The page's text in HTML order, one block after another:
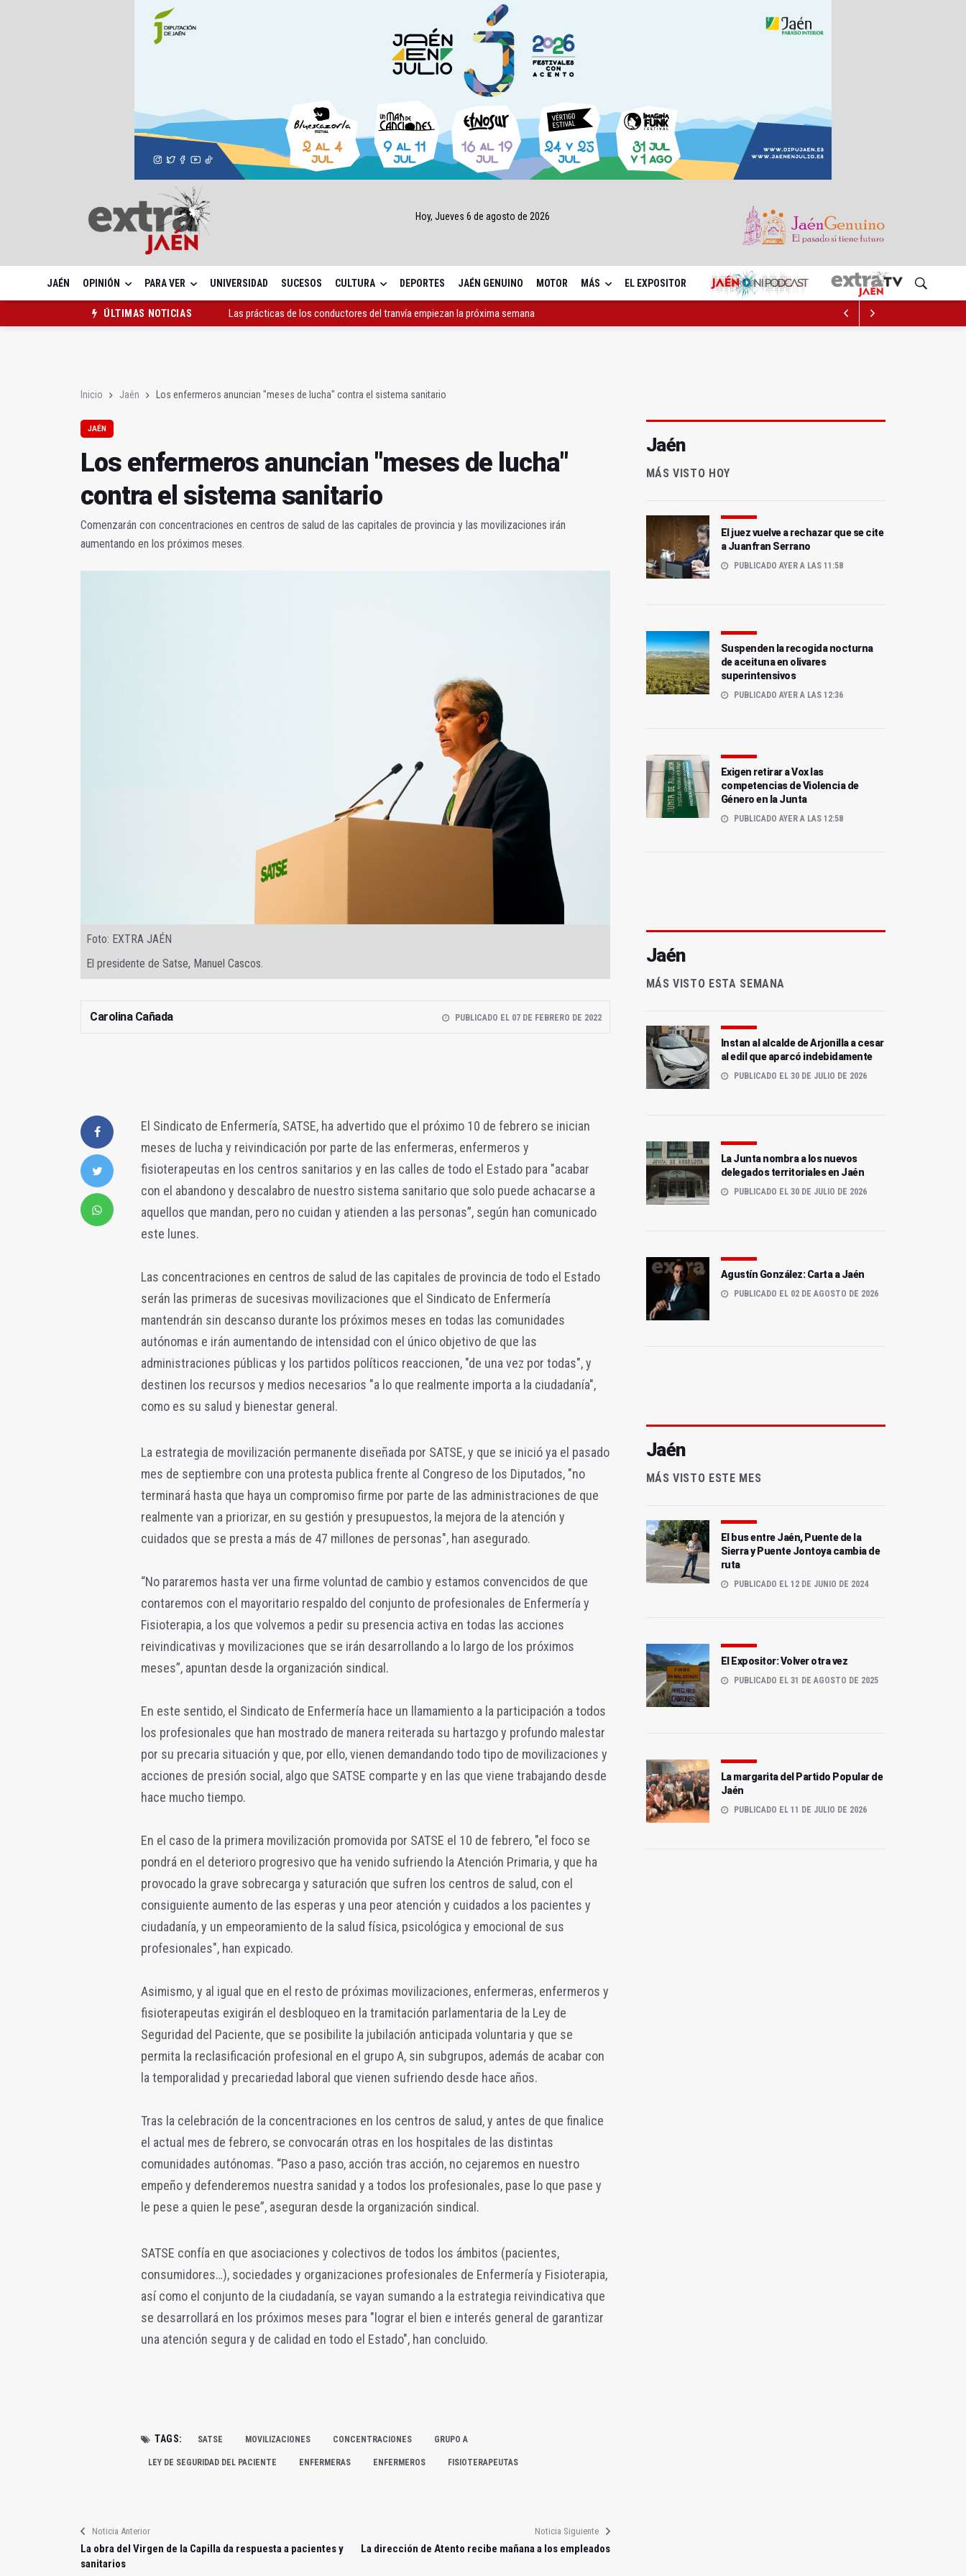
Hoy, Jueves 6 de agosto de 2026
JAÉN OPINIÓN PARA VER UNIVERSIDAD SUCESOS CULTURA DEPORTES JAÉN GENUINO MOTOR MÁS EL EXPOSITOR
ÚLTIMAS NOTICIAS
La ONCE eleva en 2025 a 4,07 millones su inversión social en la provincia
Inicio Jaén Los enfermeros anuncian "meses de lucha" contra el sistema sanitario
JAÉN
Los enfermeros anuncian "meses de lucha"
contra el sistema sanitario
Comenzarán con concentraciones en centros de salud de las capitales de provincia y las movilizaciones irán
aumentando en los próximos meses.
Foto: EXTRA JAÉN
El presidente de Satse, Manuel Cascos.
Carolina Cañada PUBLICADO EL 07 DE FEBRERO DE 2022
El Sindicato de Enfermería, SATSE, ha advertido que el próximo 10 de febrero se inician
meses de lucha y reivindicación por parte de las enfermeras, enfermeros y
fisioterapeutas en los centros sanitarios y en las calles de todo el Estado para "acabar
con el abandono y descalabro de nuestro sistema sanitario que solo puede achacarse a
aquellos que mandan, pero no cuidan y atienden a las personas”, según han comunicado
este lunes.
Las concentraciones en centros de salud de las capitales de provincia de todo el Estado
serán las primeras de sucesivas movilizaciones que el Sindicato de Enfermería
mantendrán sin descanso durante los próximos meses en todas las comunidades
autónomas e irán aumentando de intensidad con el único objetivo de que las
administraciones públicas y los partidos políticos reaccionen, "de una vez por todas", y
destinen los recursos y medios necesarios "a lo que realmente importa a la ciudadanía",
como es su salud y bienestar general.
La estrategia de movilización permanente diseñada por SATSE, y que se inició ya el pasado
mes de septiembre con una protesta publica frente al Congreso de los Diputados, "no
terminará hasta que haya un compromiso firme por parte de las administraciones de que
realmente van a priorizar, en su gestión y presupuestos, la mejora de la atención y
cuidados que se presta a más de 47 millones de personas", han asegurado.
“No pararemos hasta ver una firme voluntad de cambio y estamos convencidos de que
contaremos con el mayoritario respaldo del conjunto de profesionales de Enfermería y
Fisioterapia, a los que volvemos a pedir su presencia activa en todas las acciones
reivindicativas y movilizaciones que se irán desarrollando a lo largo de los próximos
meses”, apuntan desde la organización sindical.
En este sentido, el Sindicato de Enfermería hace un llamamiento a la participación a todos
los profesionales que han mostrado de manera reiterada su hartazgo y profundo malestar
por su precaria situación y que, por ello, vienen demandando todo tipo de movilizaciones y
acciones de presión social, algo que SATSE comparte y en las que viene trabajando desde
hace mucho tiempo.
En el caso de la primera movilización promovida por SATSE el 10 de febrero, "el foco se
pondrá en el deterioro progresivo que ha venido sufriendo la Atención Primaria, y que ha
provocado la grave sobrecarga y saturación que sufren los centros de salud, con el
consiguiente aumento de las esperas y una peor atención y cuidados a los pacientes y
ciudadanía, y un empeoramiento de la salud física, psicológica y emocional de sus
profesionales", han expicado.
Asimismo, y al igual que en el resto de próximas movilizaciones, enfermeras, enfermeros y
fisioterapeutas exigirán el desbloqueo en la tramitación parlamentaria de la Ley de
Seguridad del Paciente, que se posibilite la jubilación anticipada voluntaria y que se
permita la reclasificación profesional en el grupo A, sin subgrupos, además de acabar con
la temporalidad y precariedad laboral que vienen sufriendo desde hace años.
Tras la celebración de la concentraciones en los centros de salud, y antes de que finalice
el actual mes de febrero, se convocarán otras en los hospitales de las distintas
comunidades autónomas. “Paso a paso, acción tras acción, no cejaremos en nuestro
empeño y defenderemos nuestra sanidad y a todos los profesionales, pase lo que pase y
le pese a quien le pese”, aseguran desde la organización sindical.
SATSE confía en que asociaciones y colectivos de todos los ámbitos (pacientes,
consumidores…), sociedades y organizaciones profesionales de Enfermería y Fisioterapia,
así como el conjunto de la ciudadanía, se vayan sumando a la estrategia reivindicativa que
se desarrollará en los próximos meses para "lograr el bien e interés general de garantizar
una atención segura y de calidad en todo el Estado", han concluido.
TAGS: SATSE MOVILIZACIONES CONCENTRACIONES GRUPO A
LEY DE SEGURIDAD DEL PACIENTE ENFERMERAS ENFERMEROS FISIOTERAPEUTAS
Noticia Anterior
La obra del Virgen de la Capilla da respuesta a pacientes y
sanitarios
Noticia Siguiente
La dirección de Atento recibe mañana a los empleados
Jaén
MÁS VISTO HOY
El juez vuelve a rechazar que se cite
a Juanfran Serrano
PUBLICADO AYER A LAS 11:58
Suspenden la recogida nocturna
de aceituna en olivares
superintensivos
PUBLICADO AYER A LAS 12:36
Exigen retirar a Vox las
competencias de Violencia de
Género en la Junta
PUBLICADO AYER A LAS 12:58
Jaén
MÁS VISTO ESTA SEMANA
Instan al alcalde de Arjonilla a cesar
al edil que aparcó indebidamente
PUBLICADO EL 30 DE JULIO DE 2026
La Junta nombra a los nuevos
delegados territoriales en Jaén
PUBLICADO EL 30 DE JULIO DE 2026
Agustín González: Carta a Jaén
PUBLICADO EL 02 DE AGOSTO DE 2026
Jaén
MÁS VISTO ESTE MES
El bus entre Jaén, Puente de la
Sierra y Puente Jontoya cambia de
ruta
PUBLICADO EL 12 DE JUNIO DE 2024
El Expositor: Volver otra vez
PUBLICADO EL 31 DE AGOSTO DE 2025
La margarita del Partido Popular de
Jaén
PUBLICADO EL 11 DE JULIO DE 2026